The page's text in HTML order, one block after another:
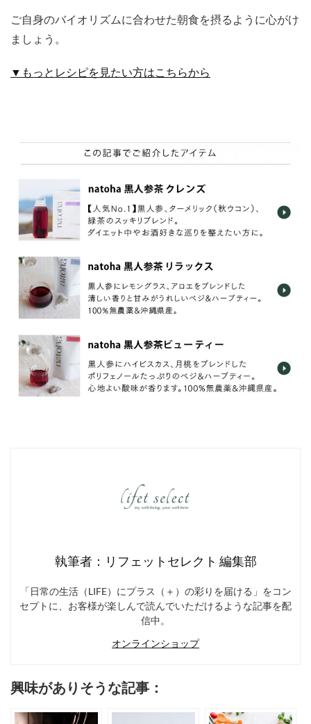
ご自身のバイオリズムに合わせた朝食を摂るように心がけ
ましょう。
▼もっとレシピを見たい方はこちらから
執筆者：リフェットセレクト 編集部
「日常の生活（LIFE）にプラス（＋）の彩りを届ける」をコン
セプトに、お客様が楽しんで読んでいただけるような記事を配
信中。
オンラインショップ
興味がありそうな記事：